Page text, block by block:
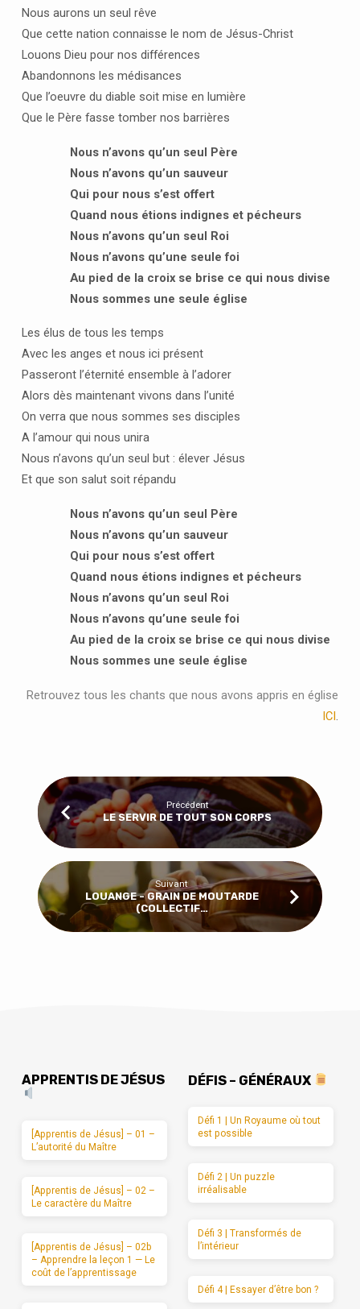
Nous aurons un seul rêve
Que cette nation connaisse le nom de Jésus-Christ
Louons Dieu pour nos différences
Abandonnons les médisances
Que l’oeuvre du diable soit mise en lumière
Que le Père fasse tomber nos barrières
Nous n’avons qu’un seul Père
Nous n’avons qu’un sauveur
Qui pour nous s’est offert
Quand nous étions indignes et pécheurs
Nous n’avons qu’un seul Roi
Nous n’avons qu’une seule foi
Au pied de la croix se brise ce qui nous divise
Nous sommes une seule église
Les élus de tous les temps
Avec les anges et nous ici présent
Passeront l’éternité ensemble à l’adorer
Alors dès maintenant vivons dans l’unité
On verra que nous sommes ses disciples
A l’amour qui nous unira
Nous n’avons qu’un seul but : élever Jésus
Et que son salut soit répandu
Nous n’avons qu’un seul Père
Nous n’avons qu’un sauveur
Qui pour nous s’est offert
Quand nous étions indignes et pécheurs
Nous n’avons qu’un seul Roi
Nous n’avons qu’une seule foi
Au pied de la croix se brise ce qui nous divise
Nous sommes une seule église
Retrouvez tous les chants que nous avons appris en église
ICI.
Précédent
LE SERVIR DE TOUT SON CORPS
Suivant
LOUANGE - GRAIN DE MOUTARDE
(COLLECTIF…
APPRENTIS DE JÉSUS
[Apprentis de Jésus] – 01 –
L’autorité du Maître
[Apprentis de Jésus] – 02 –
Le caractère du Maître
[Apprentis de Jésus] – 02b
– Apprendre la leçon 1 — Le
coût de l’apprentissage
DÉFIS – GÉNÉRAUX
Défi 1 | Un Royaume où tout
est possible
Défi 2 | Un puzzle
irréalisable
Défi 3 | Transformés de
l’intérieur
Défi 4 | Essayer d’être bon ?